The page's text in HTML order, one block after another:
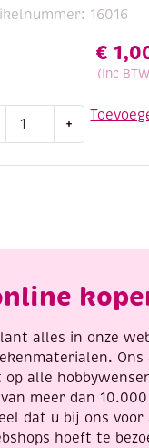
16016
€
(Inc
+
alles in onze
Ons
alle
meer dan
dat u bij ons voor
hoeft te